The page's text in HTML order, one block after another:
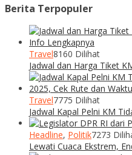
Berita Terpopuler
Travel8160 Dilihat
Jadwal dan Harga Tiket
Travel7775 Dilihat
Jadwal Kapal Pelni KM
Headline, Politik7273
Lewati Cuaca Ekstrem,